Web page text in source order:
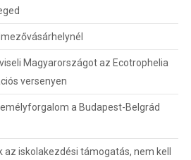
Magyarországot az Ecotrophelia
versenyen
a Budapest-Belgrád
az iskolakezdési támogatás, nem kell